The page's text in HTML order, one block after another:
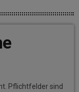
Pflichtfelder sind